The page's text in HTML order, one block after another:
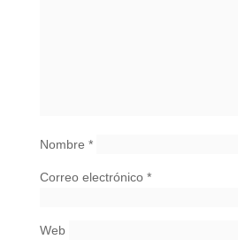
Nombre *
Correo electrónico *
Web